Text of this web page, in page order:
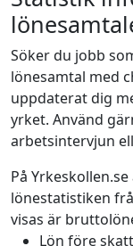
Söker du jobb
lönesamtal med
uppdaterat dig
yrket. Använd
arbetsintervjun
På
lönestatistiken
visas är
Lön före skatt